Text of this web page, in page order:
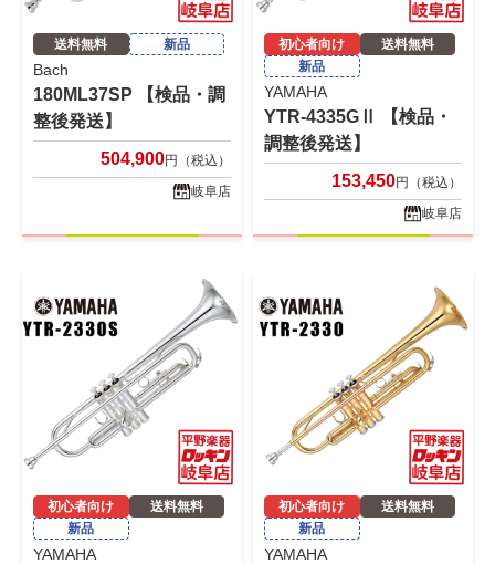
送料無料 新品
Bach
180ML37SP 【検品・調
整後発送】
504,900円（税込）
岐阜店
初心者向け
送料無料
新品
YAMAHA
YTR-4335GⅡ 【検品・
調整後発送】
153,450円（税込）
岐阜店
初心者向け
送料無料
新品
YAMAHA
初心者向け
送料無料
新品
YAMAHA